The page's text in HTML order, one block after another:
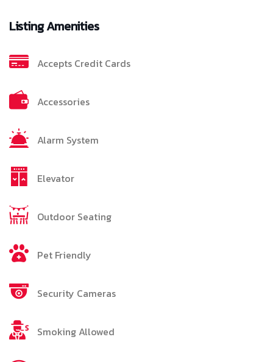
Listing Amenities
Accepts Credit Cards
Accessories
Alarm System
Elevator
Outdoor Seating
Pet Friendly
Security Cameras
Smoking Allowed